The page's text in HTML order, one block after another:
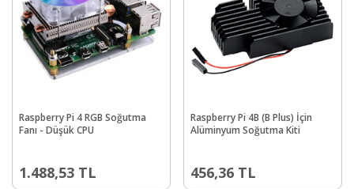
Raspberry Pi 4 RGB Soğutma
Fanı - Düşük CPU
1.488,53 TL
Raspberry Pi 4B (B Plus) İçin
Alüminyum Soğutma Kiti
456,36 TL